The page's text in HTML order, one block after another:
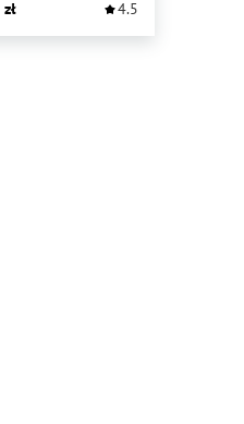
4.5